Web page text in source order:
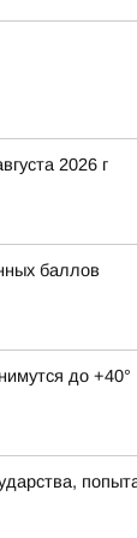
2026 г
баллов
до +40°